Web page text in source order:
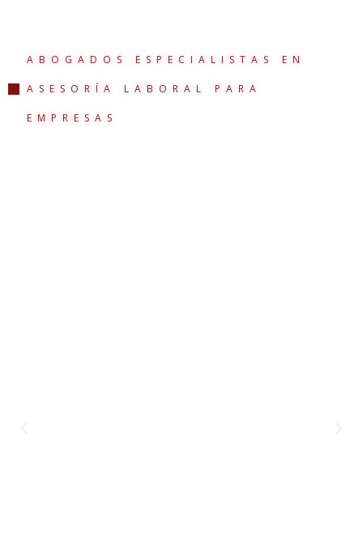
ABOGADOS ESPECIALISTAS EN
ASESORÍA LABORAL PARA
EMPRESAS